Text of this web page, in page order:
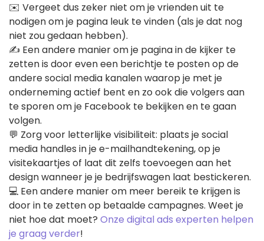
✉️ Vergeet dus zeker niet om je vrienden uit te
nodigen om je pagina leuk te vinden (als je dat nog
niet zou gedaan hebben).
✍️ Een andere manier om je pagina in de kijker te
zetten is door even een berichtje te posten op de
andere social media kanalen waarop je met je
onderneming actief bent en zo ook die volgers aan
te sporen om je Facebook te bekijken en te gaan
volgen.
💬 Zorg voor letterlijke visibiliteit: plaats je social
media handles in je e-mailhandtekening, op je
visitekaartjes of laat dit zelfs toevoegen aan het
design wanneer je je bedrijfswagen laat bestickeren.
💻 Een andere manier om meer bereik te krijgen is
door in te zetten op betaalde campagnes. Weet je
niet hoe dat moet? Onze digital ads experten helpen
je graag verder!